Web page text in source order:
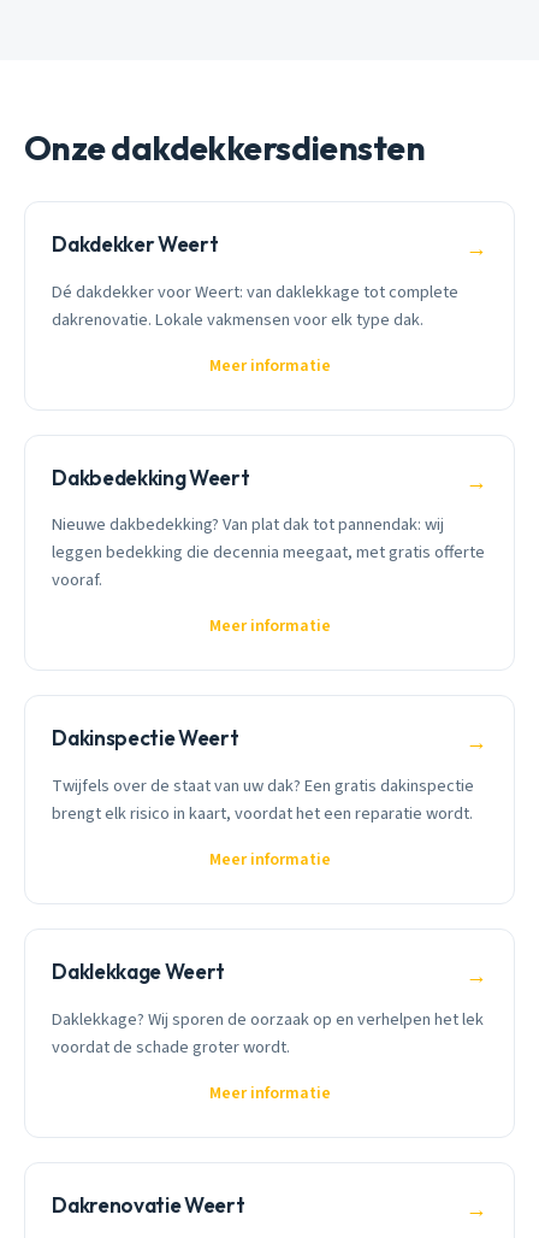
Onze dakdekkersdiensten
Dakdekker Weert →
Dé dakdekker voor Weert: van daklekkage tot complete
dakrenovatie. Lokale vakmensen voor elk type dak.
Meer informatie
Dakbedekking Weert →
Nieuwe dakbedekking? Van plat dak tot pannendak: wij
leggen bedekking die decennia meegaat, met gratis offerte
vooraf.
Meer informatie
Dakinspectie Weert →
Twijfels over de staat van uw dak? Een gratis dakinspectie
brengt elk risico in kaart, voordat het een reparatie wordt.
Meer informatie
Daklekkage Weert →
Daklekkage? Wij sporen de oorzaak op en verhelpen het lek
voordat de schade groter wordt.
Meer informatie
Dakrenovatie Weert →